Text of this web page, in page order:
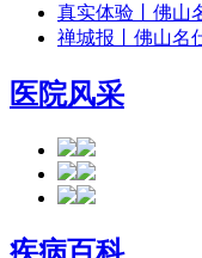
真实体验丨佛山
禅城报丨佛山名
医院风采
疾病百科